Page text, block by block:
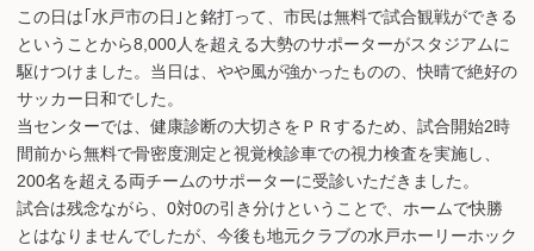
この日は｢水戸市の日｣と銘打って、市民は無料で試合観戦ができる
ということから8,000人を超える大勢のサポーターがスタジアムに
駆けつけました。当日は、やや風が強かったものの、快晴で絶好の
サッカー日和でした。
当センターでは、健康診断の大切さをＰＲするため、試合開始2時
間前から無料で骨密度測定と視覚検診車での視力検査を実施し、
200名を超える両チームのサポーターに受診いただきました。
試合は残念ながら、0対0の引き分けということで、ホームで快勝
とはなりませんでしたが、今後も地元クラブの水戸ホーリーホック